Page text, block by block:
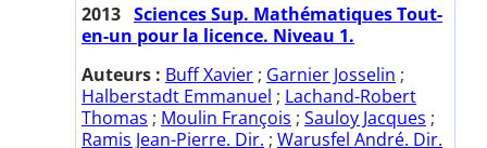
2013 Sciences Sup. Mathématiques Tout-
en-un pour la licence. Niveau 1.
Auteurs : Buff Xavier ; Garnier Josselin ;
Halberstadt Emmanuel ; Lachand-Robert
Thomas ; Moulin François ; Sauloy Jacques ;
Ramis Jean-Pierre. Dir. ; Warusfel André. Dir.